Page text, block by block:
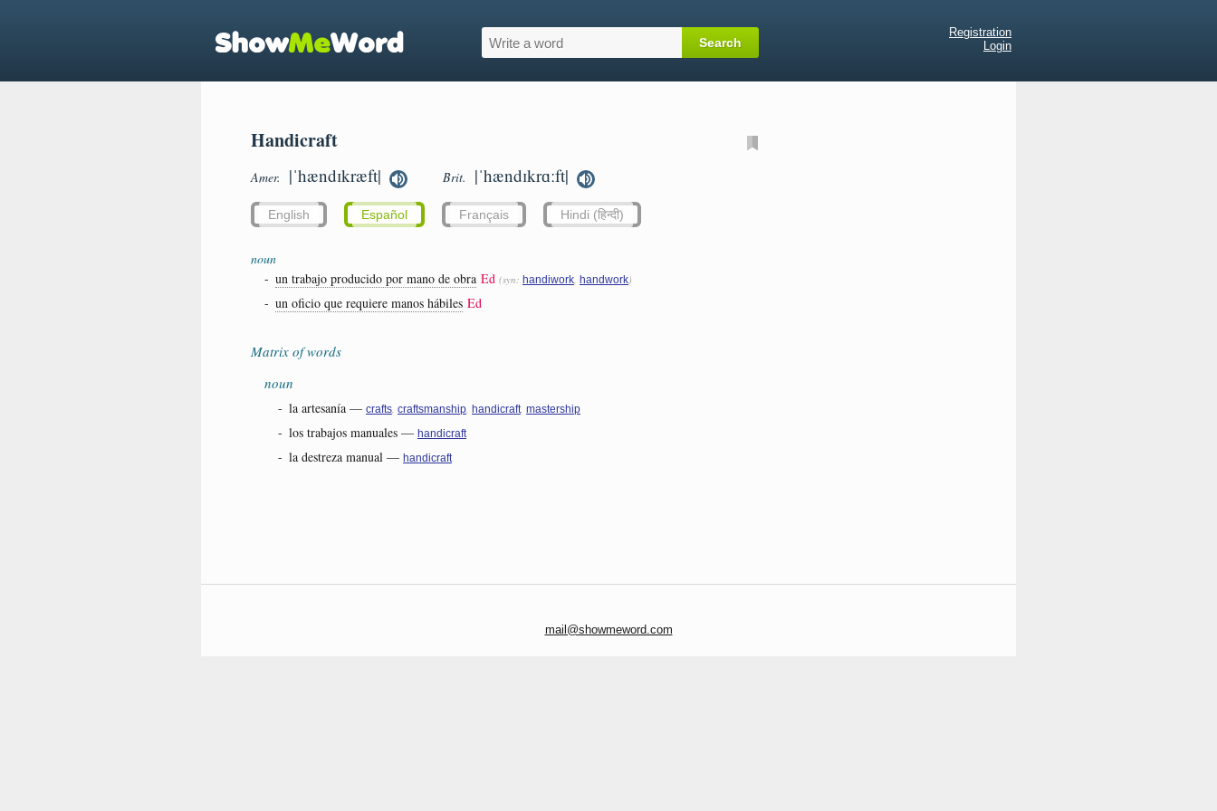
Registration
Login
Handicraft
Amer. |ˈhændɪkræft| Brit. |ˈhændɪkrɑːft|
English Español Français Hindi (हिन्दी)
noun
- un trabajo producido por mano de obra Ed (syn: handiwork, handwork)
- un oficio que requiere manos hábiles Ed
Matrix of words
noun
- la artesanía — crafts, craftsmanship, handicraft, mastership
- los trabajos manuales — handicraft
- la destreza manual — handicraft
mail@showmeword.com